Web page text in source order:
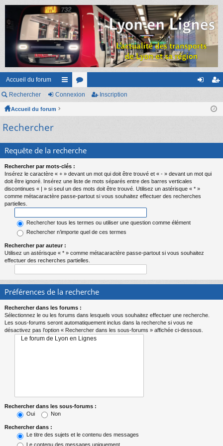
Accueil du forum
ac
s
or
cri
Rechercher Connexion Inscription
Accueil du forum
Rechercher
Requête de la recherche
Rechercher par mots-clés :
Insérez le caractère « + » devant un mot qui doit être trouvé et « - » devant un mot qui
doit être ignoré. Insérez une liste de mots séparés entre des barres verticales
discontinues « | » si seul un des mots doit être trouvé. Utilisez un astérisque « * »
comme métacaractère passe-partout si vous souhaitez effectuer des recherches
partielles.
Rechercher tous les termes ou utiliser une question comme élément
Rechercher n’importe quel de ces termes
Rechercher par auteur :
Utilisez un astérisque « * » comme métacaractère passe-partout si vous souhaitez
effectuer des recherches partielles.
Préférences de la recherche
Rechercher dans les forums :
Sélectionnez le ou les forums dans lesquels vous souhaitez effectuer une recherche.
Les sous-forums seront automatiquement inclus dans la recherche si vous ne
désactivez pas l’option « Rechercher dans les sous-forums » affichée ci-dessous.
Rechercher dans les sous-forums :
Oui
Non
Rechercher dans :
Le titre des sujets et le contenu des messages
Le contenu des messages uniquement